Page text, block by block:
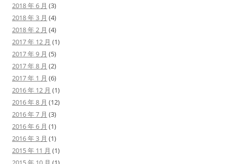
2018 年 6 月 (3)
2018 年 3 月 (4)
2018 年 2 月 (4)
2017 年 12 月 (1)
2017 年 9 月 (5)
2017 年 8 月 (2)
2017 年 1 月 (6)
2016 年 12 月 (1)
2016 年 8 月 (12)
2016 年 7 月 (3)
2016 年 6 月 (1)
2016 年 3 月 (1)
2015 年 11 月 (1)